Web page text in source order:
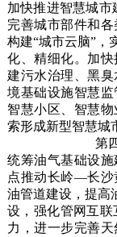
加快推进智慧城市
完善城市部件和
构建“城市云脑”，
化、精细化。加
建污水治理、黑
境基础设施智慧监
智慧小区、智慧
索形成新型智慧城
第
统筹油气基础设
点推动长岭—长
油管道建设，提高
设，强化管网互
力，进一步完善